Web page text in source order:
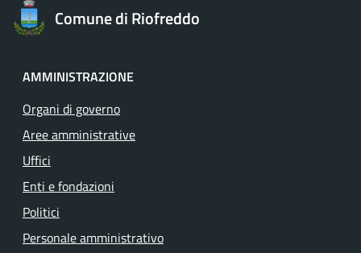
Comune di Riofreddo
AMMINISTRAZIONE
Organi di governo
Aree amministrative
Uffici
Enti e fondazioni
Politici
Personale amministrativo